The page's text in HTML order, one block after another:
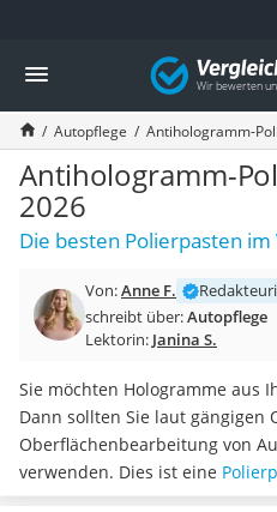
Die beliebtesten Vergleiche nach
Auto & Motor
Fahrradträger-Anhängerkupplung
Fahrradträger
Fahrradträger
Fahrradträger 3 Fahrräder
Benzinkanister (20 l)
Dashcam
Benzinkanister
Marderschreck
AGM-Batterie Wohnmobil
Thule-Fahrradträger
FM-Transmitter
Sommerreifen 205/55 R16
Autobatterie-Ladegerät
Vergleich
Autopflege Antihologramm-
Antihologramm-
2026
Die besten Polierpasten im
Von:Anne F.
schreibt über:Autopflege
Lektorin: Janina S.
Sie möchten Hologramme aus
Dann sollten Sie laut gängigen
Oberflächenbearbeitung von
verwenden. Dies ist eine
Hologramme, Kratzer und